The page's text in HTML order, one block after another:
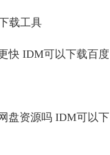
载工具
快 IDM可以下载百度
盘资源吗 IDM可以下